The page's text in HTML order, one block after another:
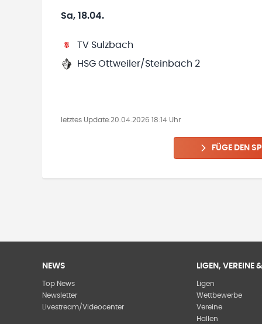
Sa, 18.04.
TV Sulzbach
HSG Ottweiler/Steinbach 2
letztes Update:20.04.2026 18:14 Uhr
FÜGE DEN
NEWS
Top News
Newsletter
Livestream/Videocenter
LIGEN, VEREINE
Ligen
Wettbewerbe
Vereine
Hallen